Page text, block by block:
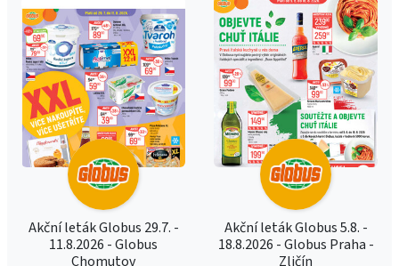
Akční leták Globus 29.7. -
11.8.2026 - Globus
Chomutov
Akční leták Globus 5.8. -
18.8.2026 - Globus Praha -
Zličín